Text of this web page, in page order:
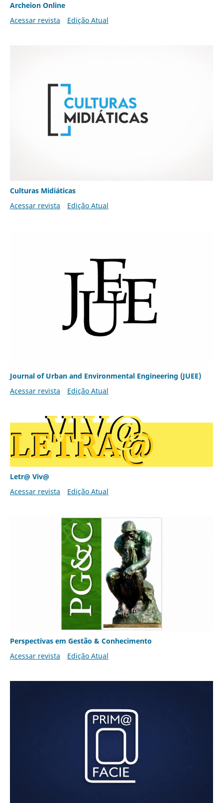
Archeion Online
Acessar revista
Edição Atual
Culturas Midiáticas
Acessar revista
Edição Atual
Journal of Urban and Environmental Engineering (JUEE)
Acessar revista
Edição Atual
Letr@ Viv@
Acessar revista
Edição Atual
Perspectivas em Gestão & Conhecimento
Acessar revista
Edição Atual